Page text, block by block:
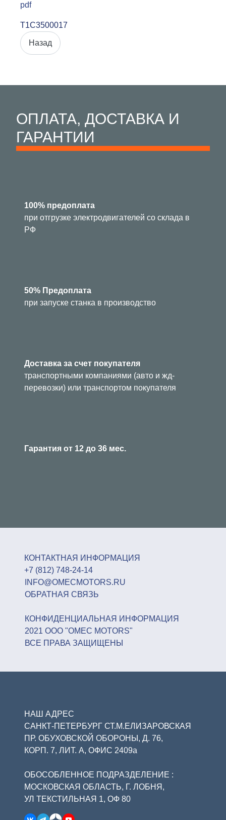
pdf
T1C3500017
ОПЛАТА, ДОСТАВКА И
ГАРАНТИИ
100% предоплата
при отгрузке электродвигателей со склада в
РФ
50% Предоплата
при запуске станка в производство
Доставка за счет покупателя
транспортными компаниями (авто и жд-
перевозки) или транспортом покупателя
Гарантия от 12 до 36 мес.
КОНТАКТНАЯ ИНФОРМАЦИЯ
+7 (812) 748-24-14
INFO@OMECMOTORS.RU
ОБРАТНАЯ СВЯЗЬ
КОНФИДЕНЦИАЛЬНАЯ ИНФОРМАЦИЯ
2021 ООО "OMEC MOTORS"
ВСЕ ПРАВА ЗАЩИЩЕНЫ
НАШ АДРЕС
САНКТ-ПЕТЕРБУРГ СТ.М.ЕЛИЗАРОВСКАЯ
ПР. ОБУХОВСКОЙ ОБОРОНЫ, Д. 76,
КОРП. 7, ЛИТ. А, ОФИС 2409а
ОБОСОБЛЕННОЕ ПОДРАЗДЕЛЕНИЕ :
МОСКОВСКАЯ ОБЛАСТЬ, Г. ЛОБНЯ,
УЛ ТЕКСТИЛЬНАЯ 1, ОФ 80